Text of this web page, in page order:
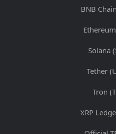
BNB
Solana
Tether
Tron
XRP